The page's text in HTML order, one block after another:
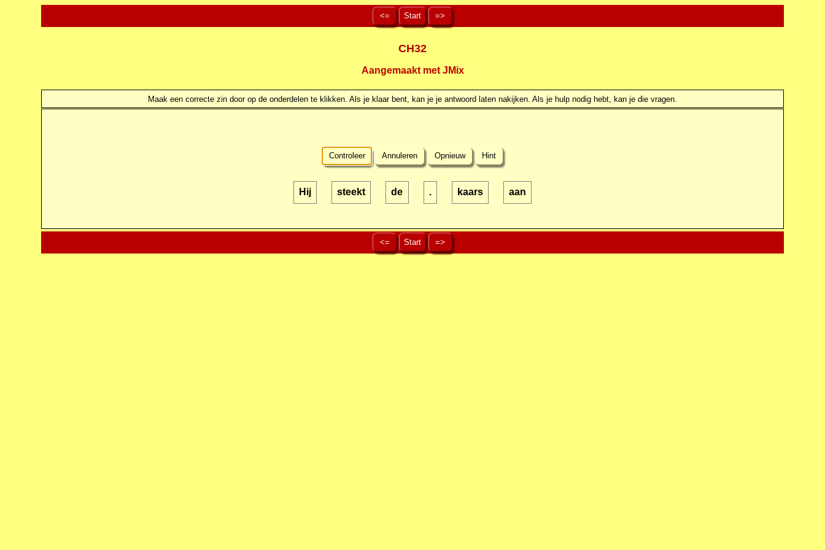
<= Start =>
CH32
Aangemaakt met JMix
Maak een correcte zin door op de onderdelen te klikken. Als je klaar bent, kan je je antwoord laten nakijken. Als je hulp nodig hebt, kan je die vragen.
Controleer Annuleren Opnieuw Hint
Hij steekt de . kaars aan
<= Start =>